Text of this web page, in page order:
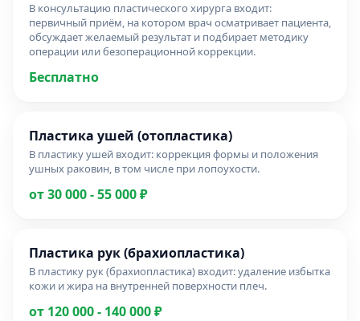
В консультацию пластического хирурга входит:
первичный приём, на котором врач осматривает пациента,
обсуждает желаемый результат и подбирает методику
операции или безоперационной коррекции.
Бесплатно
Пластика ушей (отопластика)
В пластику ушей входит: коррекция формы и положения
ушных раковин, в том числе при лопоухости.
от 30 000 - 55 000 ₽
Пластика рук (брахиопластика)
В пластику рук (брахиопластика) входит: удаление избытка
кожи и жира на внутренней поверхности плеч.
от 120 000 - 140 000 ₽